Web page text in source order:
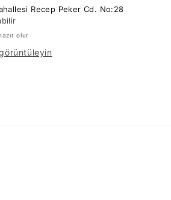
Recep Peker Cd. No:28
olur